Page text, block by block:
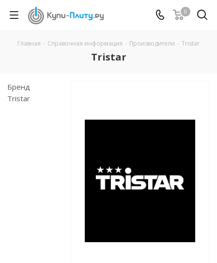
0
Главная - Справочная информация - Производители - Tristar
Tristar
Бренд
Tristar